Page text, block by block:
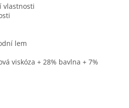
vlastnosti
lem
viskóza + 28% bavlna + 7%